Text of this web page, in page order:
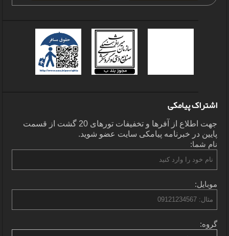
اشتراک پیامکی
جهت اطلاع از آفرها و تخفیفات تورهای 20 گشت از قسمت
پایین در خبرنامه پیامکی سایت عضو شوید.
نام شما:
موبایل:
گروه: